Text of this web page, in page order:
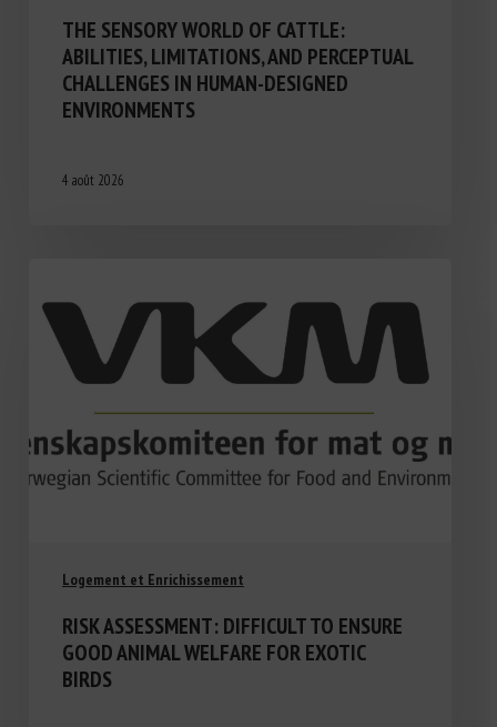
THE SENSORY WORLD OF CATTLE:
ABILITIES, LIMITATIONS, AND PERCEPTUAL
CHALLENGES IN HUMAN-DESIGNED
ENVIRONMENTS
4 août 2026
Logement et Enrichissement
RISK ASSESSMENT: DIFFICULT TO ENSURE
GOOD ANIMAL WELFARE FOR EXOTIC
BIRDS